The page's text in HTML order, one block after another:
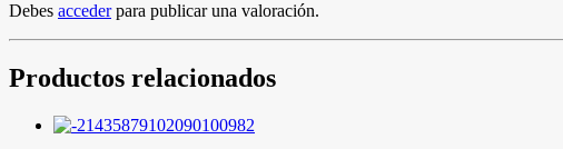
Debes accederpara publicar una valoración.
Productos relacionados